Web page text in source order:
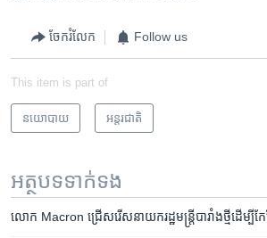
ចែករំលែក Follow us
This item is part of
នយោបាយ អន្តរជាតិ
អត្ថបទ​ទាក់ទង
លោក​ Macron ​ជ្រើសរើស​នាយករដ្ឋមន្ត្រី​​បារាំង​ថ្មី​ដើម្បី​​​​